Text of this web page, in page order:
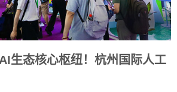
生态核心枢纽！杭州国际人工